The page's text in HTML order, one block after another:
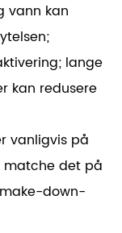
vann kan
lange
kan redusere
vanligvis på
matche det på
down-